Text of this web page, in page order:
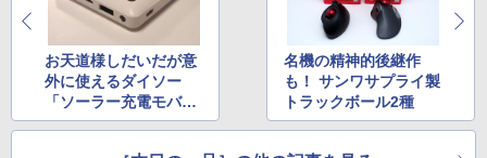
お天道様しだいだが意
外に使えるダイソー
「ソーラー充電モバイ
ルバッテリー」
名機の精神的後継作
も！ サンワサプライ製
トラックボール2種